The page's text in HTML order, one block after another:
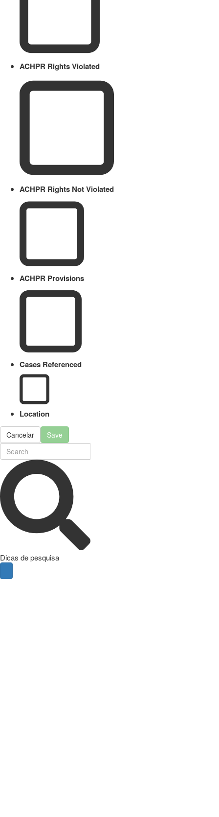
ACHPR Rights Violated
ACHPR Rights Not Violated
ACHPR Provisions
Cases Referenced
Location
Cancelar Save
Dicas de pesquisa